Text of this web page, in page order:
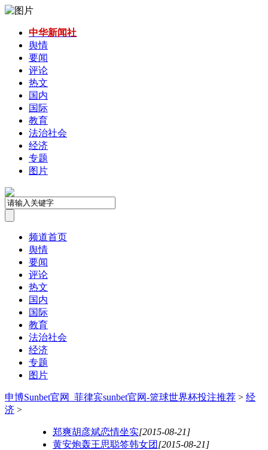
中华新闻社
舆情
要闻
评论
热文
国内
国际
教育
法治社会
经济
专题
图片
频道首页
舆情
要闻
评论
热文
国内
国际
教育
法治社会
经济
专题
图片
申博Sunbet官网_菲律宾sunbet官网-篮球世界杯投注推荐 > 经
济 >
郑爽胡彦斌恋情坐实[2015-08-21]
黄安炮轰王思聪签韩女团 [2015-08-21]